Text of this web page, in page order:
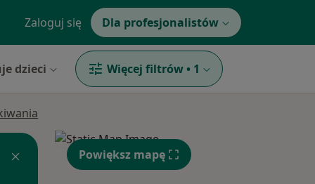
Zaloguj się Dla profesjonalistów
dzieci Więcej filtrów • 1
Powiększ mapę